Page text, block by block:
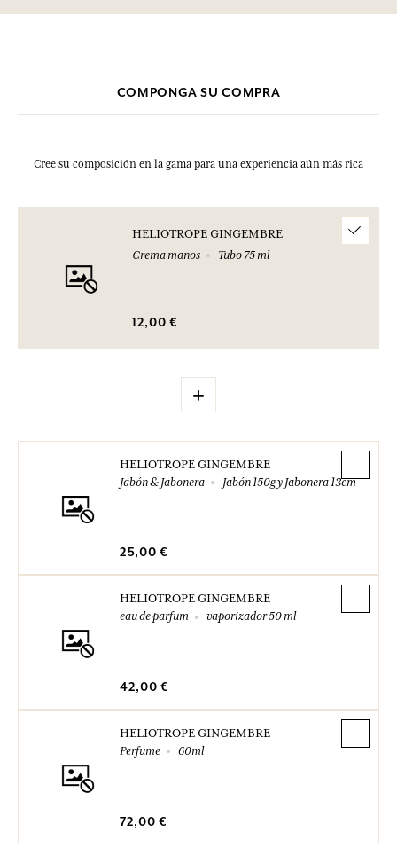
Por favor, consulte las cualidades o características medioambientales
COMPONGA SU COMPRA
Cree su composición en la gama para una experiencia aún más rica
HELIOTROPE GINGEMBRE
Crema manos
Tubo 75 ml
12,00 €
+
HELIOTROPE GINGEMBRE
Jabón & Jabonera
Jabón 150g y Jabonera 13cm
25,00 €
HELIOTROPE GINGEMBRE
eau de parfum
vaporizador 50 ml
42,00 €
HELIOTROPE GINGEMBRE
Perfume
60ml
72,00 €